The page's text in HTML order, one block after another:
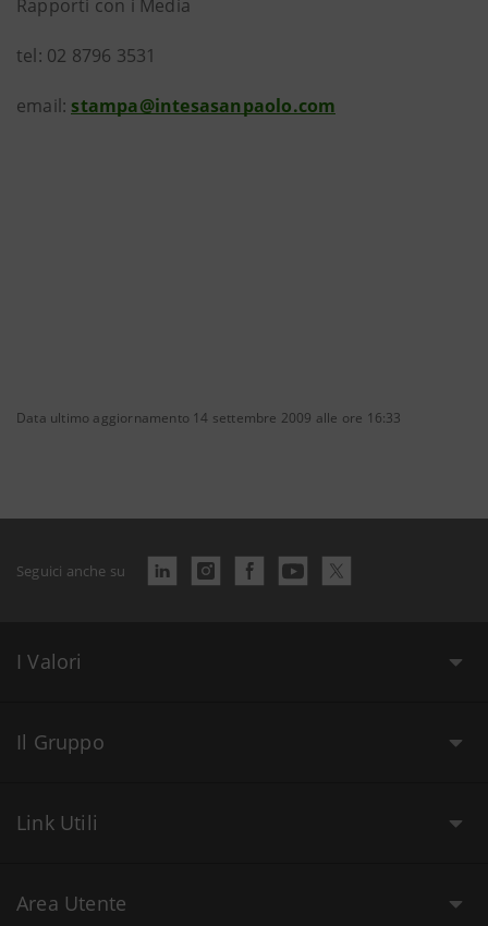
Rapporti con i Media
tel: 02 8796 3531
email: stampa@intesasanpaolo.com
Data ultimo aggiornamento 14 settembre 2009 alle ore 16:33
Seguici anche su
I Valori
Il Gruppo
Link Utili
Area Utente